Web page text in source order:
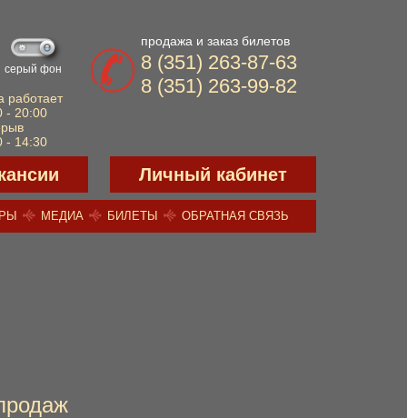
серый фон
работает
- 20:00
- 14:30
продажа и заказ билетов
8 (351) 263-87-63
8 (351) 263-99-82
Личный кабинет
МЕДИА БИЛЕТЫ ОБРАТНАЯ СВЯЗЬ